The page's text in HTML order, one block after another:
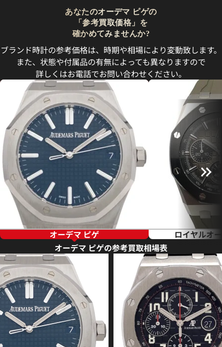
あなたのオーデマ ピゲの
「参考買取価格」を
確かめてみませんか?
ブランド時計の参考価格は、時期や相場により変動致します。
また、状態や付属品の有無によっても異なりますので
詳しくはお電話でお問い合わせください。
オーデマ ピゲ
ロイヤルオ
オーデマ ピゲの参考買取相場表